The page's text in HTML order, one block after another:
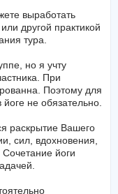
выработать
другой практикой
но я учту
При
Поэтому для
раскрытие Вашего
сил, вдохновения,
йоги